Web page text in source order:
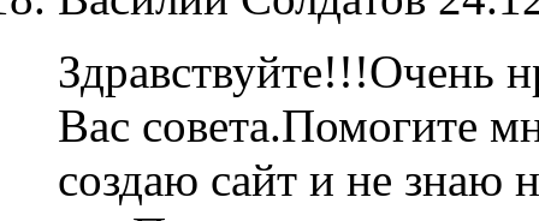
Здравствуйте!!!Очень
Вас совета.Помогите
создаю сайт и не знаю